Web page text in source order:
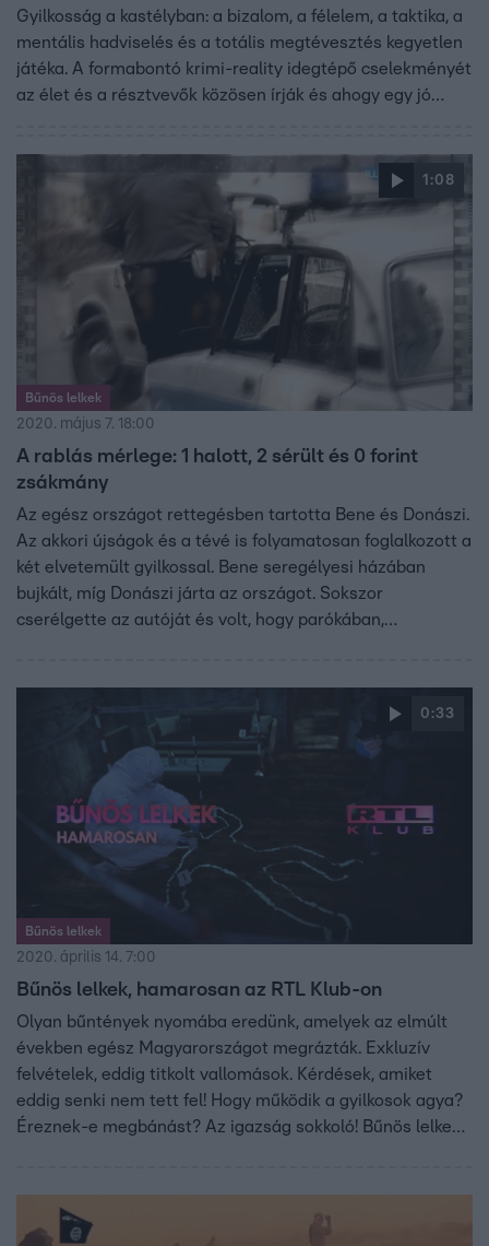
Gyilkosság a kastélyban: a bizalom, a félelem, a taktika, a
mentális hadviselés és a totális megtévesztés kegyetlen
játéka. A formabontó krimi-reality idegtépő cselekményét
az élet és a résztvevők közösen írják és ahogy egy jó
1:08
Bűnös lelkek
2020. május 7. 18:00
A rablás mérlege: 1 halott, 2 sérült és 0 forint
zsákmány
Az egész országot rettegésben tartotta Bene és Donászi.
Az akkori újságok és a tévé is folyamatosan foglalkozott a
két elvetemült gyilkossal. Bene seregélyesi házában
bujkált, míg Donászi járta az országot. Sokszor
cserélgette az autóját és volt, hogy parókában,
már kész a tervük a következő rablásukhoz.
0:33
Bűnös lelkek
2020. április 14. 7:00
Bűnös lelkek, hamarosan az RTL Klub-on
Olyan bűntények nyomába eredünk, amelyek az elmúlt
években egész Magyarországot megrázták. Exkluzív
felvételek, eddig titkolt vallomások. Kérdések, amiket
eddig senki nem tett fel! Hogy működik a gyilkosok agya?
Éreznek-e megbánást? Az igazság sokkoló! Bűnös lelkek,